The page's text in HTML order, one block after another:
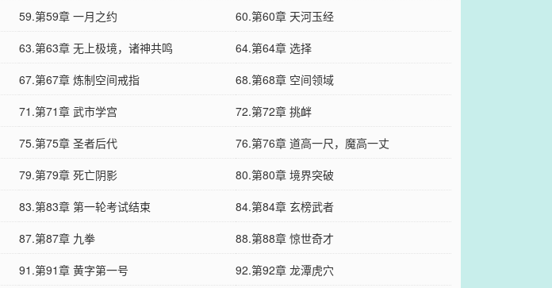
59.第59章 一月之约
60.第60章 天河玉经
63.第63章 无上极境，诸神共鸣
64.第64章 选择
67.第67章 炼制空间戒指
68.第68章 空间领域
71.第71章 武市学宫
72.第72章 挑衅
75.第75章 圣者后代
76.第76章 道高一尺，魔高一丈
79.第79章 死亡阴影
80.第80章 境界突破
83.第83章 第一轮考试结束
84.第84章 玄榜武者
87.第87章 九拳
88.第88章 惊世奇才
91.第91章 黄字第一号 92.第92章 龙潭虎穴